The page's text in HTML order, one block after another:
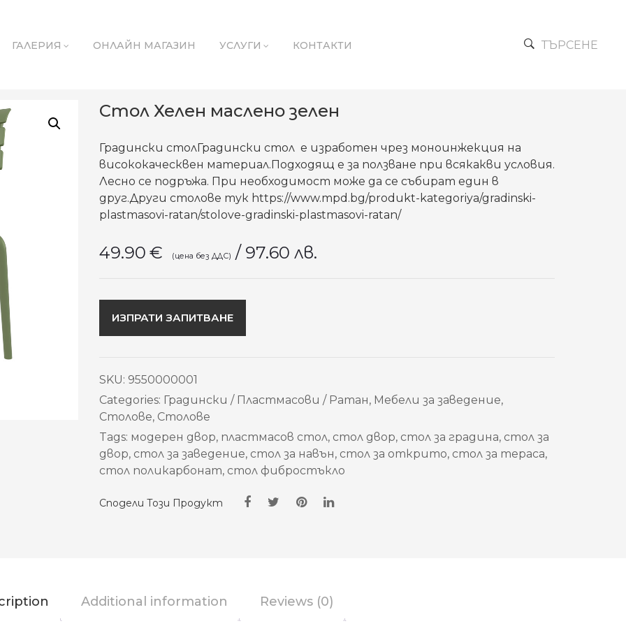
ГАЛЕРИЯ ОНЛАЙН МАГАЗИН УСЛУГИ КОНТАКТИ ТЪРСЕНЕ
Стол Хелен маслено зелен
Градински столГрадински стол е изработен чрез моноинжекция на
висококаческвен материал.Подходящ е за ползване при всякакви условия.
Лесно се подръжа. При необходимост може да се събират един в
друг.Други столове тук https://www.mpd.bg/produkt-kategoriya/gradinski-
plastmasovi-ratan/stolove-gradinski-plastmasovi-ratan/
49.90 € / 97.60 лв.
ИЗПРАТИ ЗАПИТВАНЕ
SKU: 9550000001
Categories: Градински / Пластмасови / Ратан, Мебели за заведение,
Столове, Столове
Tags: модерен двор, пластмасов стол, стол двор, стол за градина, стол за
двор, стол за заведение, стол за навън, стол за открито, стол за тераса,
стол поликарбонат, стол фибростъкло
Сподели Този Продукт
Additional information Reviews (0)